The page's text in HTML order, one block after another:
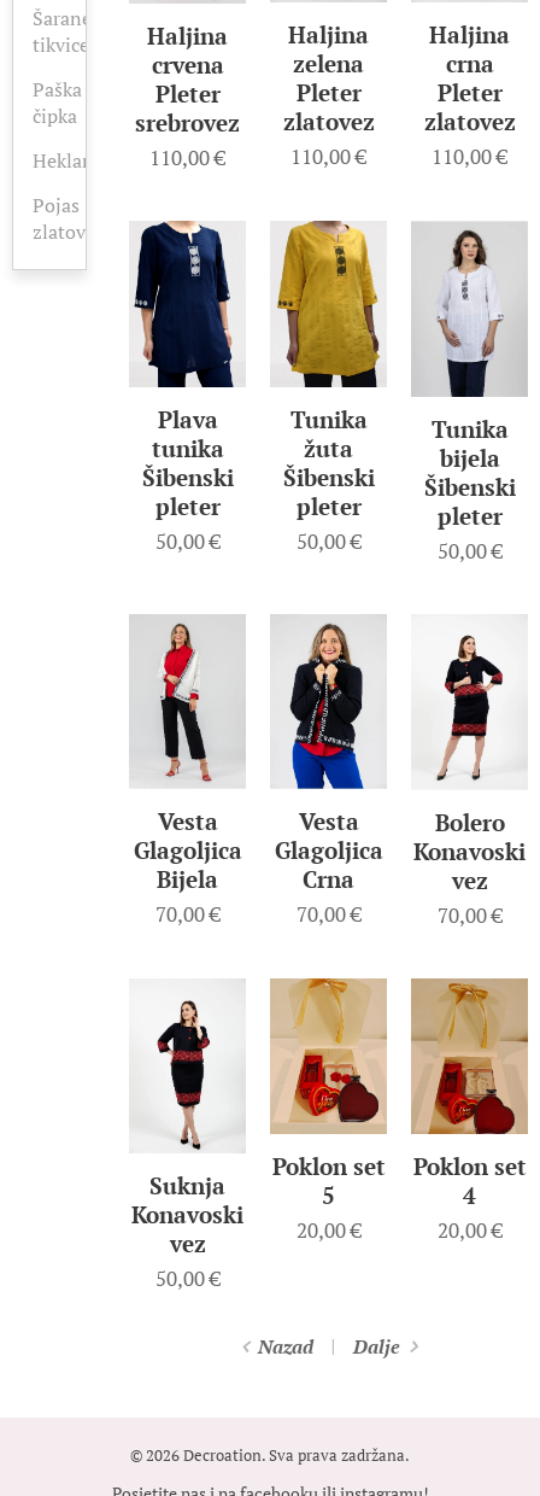
Šarane
tikvice
Paška
čipka
Heklano
Pojas
zlatovez
Haljina
crvena
Pleter
srebrovez
110,00€
Haljina
zelena
Pleter
zlatovez
110,00€
Haljina
crna
Pleter
zlatovez
110,00€
Plava
tunika
Šibenski
pleter
50,00€
Tunika
žuta
Šibenski
pleter
50,00€
Tunika
bijela
Šibenski
pleter
50,00€
Vesta
Glagoljica
Bijela
70,00€
Vesta
Glagoljica
Crna
70,00€
Bolero
Konavoski
vez
70,00€
Suknja
Konavoski
vez
50,00€
Poklon set
5
20,00€
Poklon set
4
20,00€
Nazad Dalje
© 2026 Decroation. Sva prava zadržana.